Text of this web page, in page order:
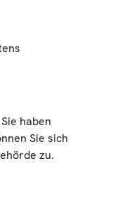
haben
Sie sich
zu.